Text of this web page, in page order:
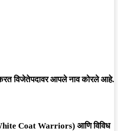
करत विजेतेपदावर आपले नाव कोरले आहे.
Coat Warriors) आणि विविध